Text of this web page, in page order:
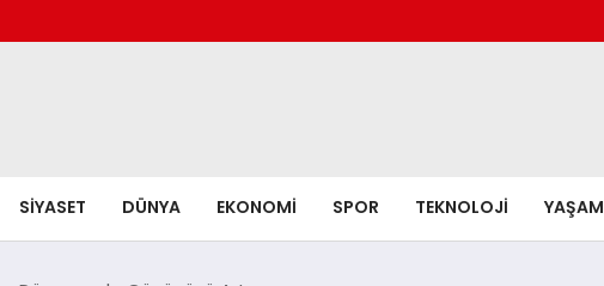
SIYASET DÜNYA EKONOMI SPOR TEKNOLOJI YAŞAM